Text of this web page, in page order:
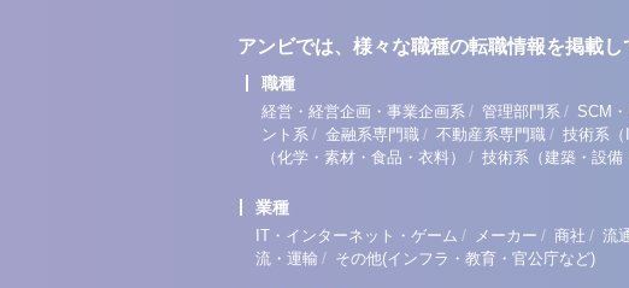
アンビでは、様々な職種の転職情報を掲載し
職種
経営・経営企画・事業企画系 / 管理部門系 / SCM
ント系 / 金融系専門職 / 不動産系専門職 / 技術系（
（化学・素材・食品・衣料）
/ 技術系（建築・設備
業種
IT・インターネット・ゲーム / メーカー / 商社 / 流
流・運輸 / その他(インフラ・教育・官公庁など)